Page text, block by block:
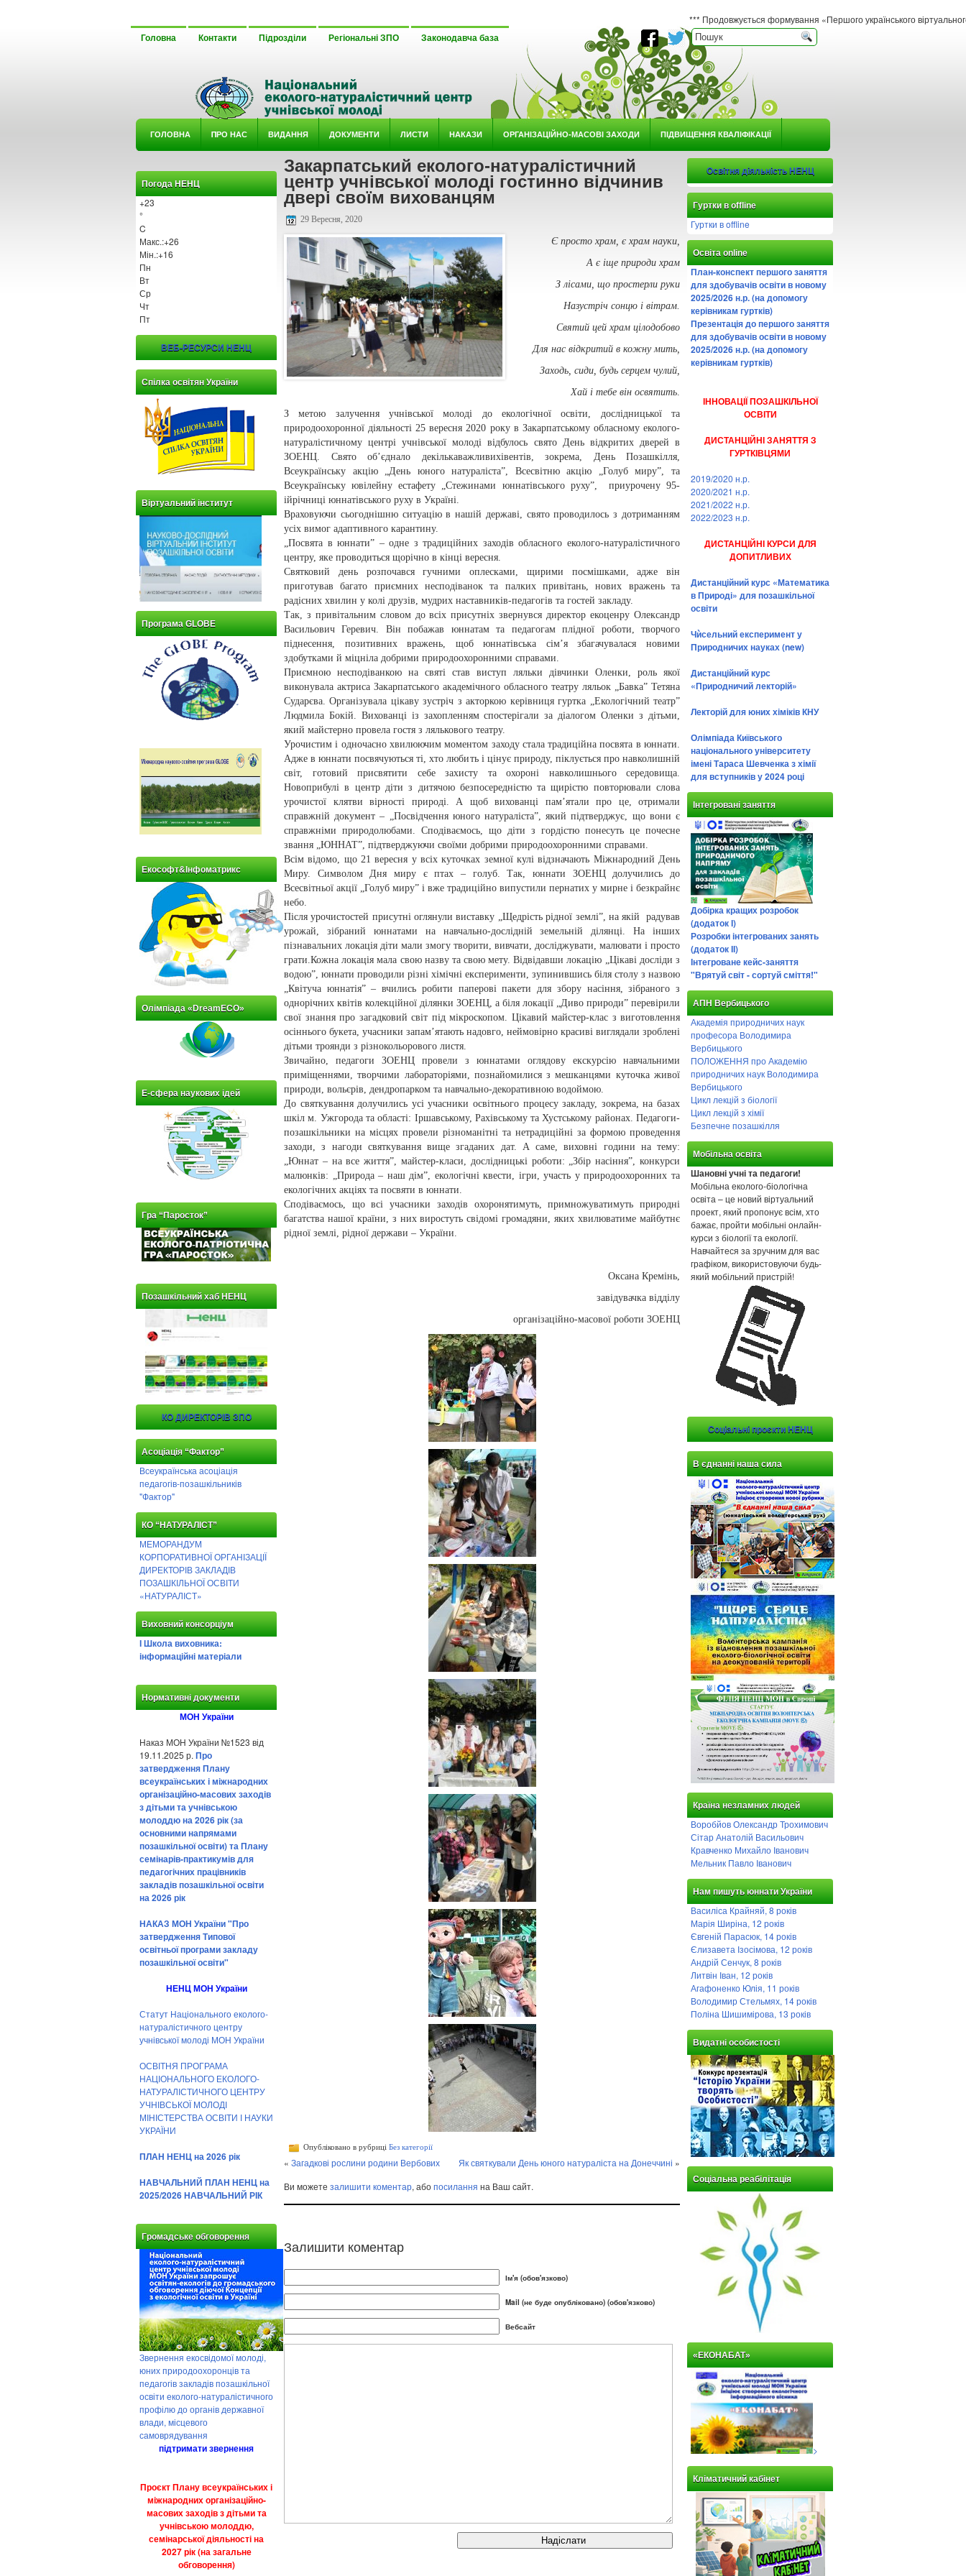
*** Продовжується формування «Першого українського віртуального
Головна Контакти Підрозділи Регіональні ЗПО Законодавча база
ГОЛОВНА ΠРО НАС ВИДАННЯ ДОКУМЕНТИ ЛИСТИ НАКАЗИ ОРГАНІЗАЦІЙНО-МАСОВІ ЗАХОДИ ПІДВИЩЕННЯ КВАЛІФІКАЦІЇ
Погода НЕНЦ
+23
°
C
Макс.:+26
Мін.:+16
Пн
Вт
Ср
Чт
Пт
ВЕБ-РЕСУРСИ НЕНЦ
Спілка освітян України
Віртуальний інститут
Програма GLOBE
Екософт&Інфоматрикс
Олімпіада «DreamECO»
Е-сфера наукових ідей
Гра “Паросток”
Позашкільний хаб НЕНЦ
КО ДИРЕКТОРІВ ЗПО
Асоціація “Фактор”
Всеукраїнська асоціація
педагогів-позашкільників
"Фактор"
КО “НАТУРАЛІСТ”
МЕМОРАНДУМ
КОРПОРАТИВНОЇ ОРГАНІЗАЦІЇ
ДИРЕКТОРІВ ЗАКЛАДІВ
ПОЗАШКІЛЬНОЇ ОСВІТИ
«НАТУРАЛІСТ»
Виховний консорціум
І Школа виховника:
інформаційні матеріали
Нормативні документи
МОН України
Наказ МОН України №1523 від
19.11.2025 р. Про
затвердження Плану
всеукраїнських і міжнародних
організаційно-масових заходів
з дітьми та учнівською
молоддю на 2026 рік (за
основними напрямами
позашкільної освіти) та Плану
семінарів-практикумів для
педагогічних працівників
закладів позашкільної освіти
на 2026 рік
НАКАЗ МОН України "Про
затвердження Типової
освітньої програми закладу
позашкільної освіти"
НЕНЦ МОН України
Статут Національного еколого-
натуралістичного центру
учнівської молоді МОН України
ОСВІТНЯ ПРОГРАМА
НАЦІОНАЛЬНОГО ЕКОЛОГО-
НАТУРАЛІСТИЧНОГО ЦЕНТРУ
УЧНІВСЬКОЇ МОЛОДІ
МІНІСТЕРСТВА ОСВІТИ І НАУКИ
УКРАЇНИ
ПЛАН НЕНЦ на 2026 рік
НАВЧАЛЬНИЙ ПЛАН НЕНЦ на
2025/2026 НАВЧАЛЬНИЙ РІК
Громадське обговорення
Звернення екосвідомої молоді,
юних природоохоронців та
педагогів закладів позашкільної
освіти еколого-натуралістичного
профілю до органів державної
влади, місцевого
самоврядування
підтримати звернення
Проєкт Плану всеукраїнських і
міжнародних організаційно-
масових заходів з дітьми та
учнівською молоддю,
семінарської діяльності на
2027 рік (на загальне
обговорення)
Закарпатський еколого-натуралістичний
центр учнівської молоді гостинно відчинив
двері своїм вихованцям
29 Вересня, 2020
Є просто храм, є храм науки,
А є іще природи храм
З лісами, що простерли руки
Назустріч сонцю і вітрам.
Святий цей храм цілодобово
Для нас відкритий в кожну мить,
Заходь, сиди, будь серцем чулий,
Хай і тебе він освятить.
З метою залучення учнівської молоді до екологічної освіти, дослідницької та
природоохоронної діяльності 25 вересня 2020 року в Закарпатському обласному еколого-
натуралістичному центрі учнівської молоді відбулось свято День відкритих дверей в
ЗОЕНЦ. Свято об’єднало декількаважливихівентів, зокрема, День Позашкілля,
Всеукраїнську акцію „День юного натураліста”, Всесвітню акцію „Голуб миру”, та
Всеукраїнську ювілейну естафету „Стежинами юннатівського руху”, приурочену 95-
ійрічниці юннатівського руху в Україні.
Враховуючи сьогоднішню ситуацію в нашій державі, свято проводилось з дотриманням
усіх вимог адаптивного карантину.
„Посвята в юннати” – одне з традиційних заходів обласного еколого-натуралістичного
центру, яке проводиться щорічно в кінці вересня.
Святковий день розпочався гучними оплесками, щирими посмішками, адже він
приготував багато приємних несподіванок та палких привітань, нових вражень та
радісних хвилин у колі друзів, мудрих наставників-педагогів та гостей закладу.
Так, з привітальним словом до всіх присутніх звернувся директор екоценру Олександр
Васильович Геревич. Він побажав юннатам та педагогам плідної роботи, творчого
піднесення, позитивних вражень, щоб юннатівська сім’я збагачувалася новими
здобутками й міцніла добрими природоохоронними справами.
Приємною несподіванкою на святі став виступ ляльки дівчинки Оленки, роль якої
виконувала актриса Закарпатського академічного обласного театру ляльок „Бавка” Тетяна
Сударєва. Організувала цікаву зустріч з акторкою керівниця гуртка „Екологічний театр”
Людмила Бокій. Вихованці із захопленням спостерігали за діалогом Оленки з дітьми,
який майстерно провела гостя з лялькового театру.
Урочистим і одночасно хвилюючим моментом заходу стала традиційна посвята в юннати.
Адже в юннати посвячуються ті, хто любить і цінує природу, піклується про навколишній
світ, готовий присвятити себе захисту та охороні навколишнього середовища.
Новоприбулі в центр діти з дитячою безпосередністю та щирістю повторювали слова
урочистої клятви вірності природі. А щоб вихованці пам’ятали про це, отримали
справжній документ – „Посвідчення юного натураліста”, який підтверджує, що вони є
справжніми природолюбами. Сподіваємось, що діти з гордістю понесуть це почесне
звання „ЮННАТ”, підтверджуючи своїми добрими природоохоронними справами.
Всім відомо, що 21 вересня у всіх куточках земної кулі відзначають Міжнародний День
Миру. Символом Дня миру є птах – голуб. Так, юннати ЗОЕНЦ долучились до
Всесвітньої акції „Голуб миру” і вже традиційно випустили пернатих у мирне і безкрайнє
небо.
Після урочистостей присутні оглянули виставку „Щедрість рідної землі”, на якій радував
урожай, зібраний юннатами на навчально-дослідній земельній ділянці. На інших
пізнавальних локація діти мали змогу творити, вивчати, досліджувати, малювати і просто
грати.Кожна локація мала свою назву та свою мету. Відвідавши локацію „Цікаві досліди з
водою”, юннати проводили різні хімічні експерименти, зупинившись біля столу з назвою
„Квітуча юннатія” – вчились робити паперові пакети для збору насіння, зібраного з
однорічних квітів колекційної ділянки ЗОЕНЦ, а біля локації „Диво природи” перевірили
свої знання про загадковий світ під мікроскопом. Цікавий майстер-клас з виготовлення
осіннього букета, учасники запам’ятають надовго, неймовірно красиві виглядали зроблені
дітьми троянди з різнокольорового листя.
Звичайно, педагоги ЗОЕНЦ провели з юннатами оглядову екскурсію навчальними
приміщеннями, творчими лабораторіями, познайомилися з мешканцями куточка живої
природи, вольєрів, дендропарком та навчально-декоративною водоймою.
До святкування долучились усі учасники освітнього процесу закладу, зокрема, на базах
шкіл м. Ужгорода та області: Іршавському, Рахівському та Хустському районах. Педагоги-
позашкільники на місцях провели різноманітні та нетрадиційні за формою проведення
заходи, з нагоди святкування вище згаданих дат. А саме, виховні години на тему:
„Юннат – на все життя”, майстер-класи, дослідницькі роботи: „Збір насіння”, конкурси
малюнків: „Природа – наш дім”, екологічні квести, ігри, участь у природоохоронних та
екологічних акціях та посвяти в юннати.
Сподіваємось, що всі учасники заходів охоронятимуть, примножуватимуть природні
багатства нашої країни, з них виростуть свідомі громадяни, яких хвилюватиме майбутнє
рідної землі, рідної держави – України.
Оксана Кремінь,
завідувачка відділу
організаційно-масової роботи ЗОЕНЦ
Опубліковано в рубриці Без категорії
« Загадкові рослини родини Вербових Як святкували День юного натураліста на Донеччині »
Ви можете залишити коментар, абопосилання на Ваш сайт.
Залишити коментар
Ім'я (обов'язково)
Mail (не буде опубліковано) (обов'язково)
Вебсайт
Освітня діяльність НЕНЦ
Гуртки в offline
Гуртки в offline
Освіта online
План-конспект першого заняття
для здобувачів освіти в новому
2025/2026 н.р. (на допомогу
керівникам гуртків)
Презентація до першого заняття
для здобувачів освіти в новому
2025/2026 н.р. (на допомогу
керівникам гуртків)
ІННОВАЦІЇ ПОЗАШКІЛЬНОЇ
ОСВІТИ
ДИСТАНЦІЙНІ ЗАНЯТТЯ З
ГУРТКІВЦЯМИ
2019/2020 н.р.
2020/2021 н.р.
2021/2022 н.р.
2022/2023 н.р.
ДИСТАНЦІЙНІ КУРСИ ДЛЯ
ДОПИТЛИВИХ
Дистанційний курс «Математика
в Природі» для позашкільної
освіти
Чѝсельний експеримент у
Природничих науках (new)
Дистанційний курс
«Природничий лекторій»
Лекторій для юних хіміків КНУ
Олімпіада Київського
національного університету
імені Тараса Шевченка з хімії
для вступників у 2024 році
Інтегровані заняття
Добірка кращих розробок
(додаток І)
Розробки інтегрованих занять
(додаток ІІ)
Інтегроване кейс-заняття
"Врятуй світ - сортуй сміття!"
АПН Вербицького
Академія природничих наук
професора Володимира
Вербицького
ПОЛОЖЕННЯ про Академію
природничих наук Володимира
Вербицького
Цикл лекцій з біології
Цикл лекцій з хімії
Безпечне позашкілля
Мобільна освіта
Шановні учні та педагоги!
Мобільна еколого-біологічна
освіта – це новий віртуальний
проект, який пропонує всім, хто
бажає, пройти мобільні онлайн-
курси з біології та екології.
Навчайтеся за зручним для вас
графіком, використовуючи будь-
який мобільний пристрій!
Соціальні проєкти НЕНЦ
В єднанні наша сила
Країна незламних людей
Воробйов Олександр Трохимович
Сітар Анатолій Васильович
Кравченко Михайло Іванович
Мельник Павло Іванович
Нам пишуть юннати України
Василіса Крайняй, 8 років
Марія Ширіна, 12 років
Євгеній Парасюк, 14 років
Єлизавета Ізосімова, 12 років
Андрій Сенчук, 8 років
Литвін Іван, 12 років
Агафоненко Юлія, 11 років
Володимир Стельмях, 14 років
Поліна Шишимірова, 13 років
Видатні особистості
Соціальна реабілітація
«ЕКОНАБАТ»
>
Кліматичний кабінет